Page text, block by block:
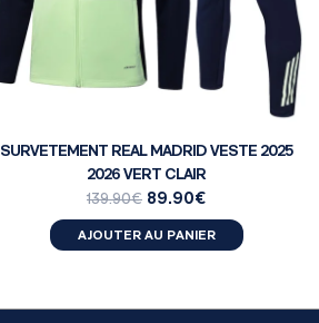
SURVETEMENT REAL MADRID VESTE 2025
2026 VERT CLAIR
139.90€ 89.90€
AJOUTER AU PANIER